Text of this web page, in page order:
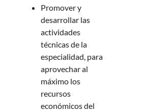
Promover y
desarrollar las
actividades
técnicas de la
especialidad, para
aprovechar al
máximo los
recursos
económicos del